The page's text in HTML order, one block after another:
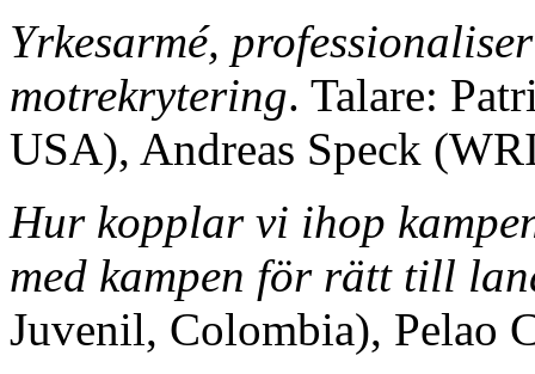
Yrkesarmé,
motrekrytering. Talare:
USA), Andreas Speck
Hur kopplar vi ihop
med kampen för rätt till
Juvenil, Colombia), Pelao